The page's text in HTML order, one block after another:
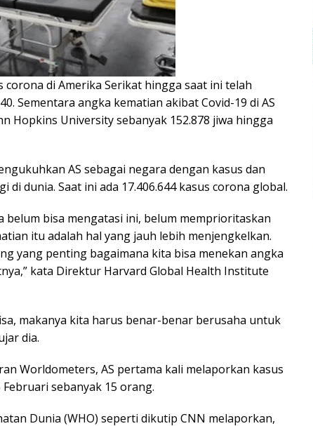
corona di Amerika Serikat hingga saat ini telah
Sementara angka kematian akibat Covid-19 di AS
Hopkins University sebanyak 152.878 jiwa hingga
AS sebagai negara dengan kasus dan
di dunia. Saat ini ada 17.406.644 kasus corona global.
belum bisa mengatasi ini, belum memprioritaskan
itu adalah hal yang jauh lebih menjengkelkan.
yang penting bagaimana kita bisa menekan angka
kata Direktur Harvard Global Health Institute
makanya kita harus benar-benar berusaha untuk
dia.
Worldometers, AS pertama kali melaporkan kasus
Februari sebanyak 15 orang.
Dunia (WHO) seperti dikutip CNN melaporkan,